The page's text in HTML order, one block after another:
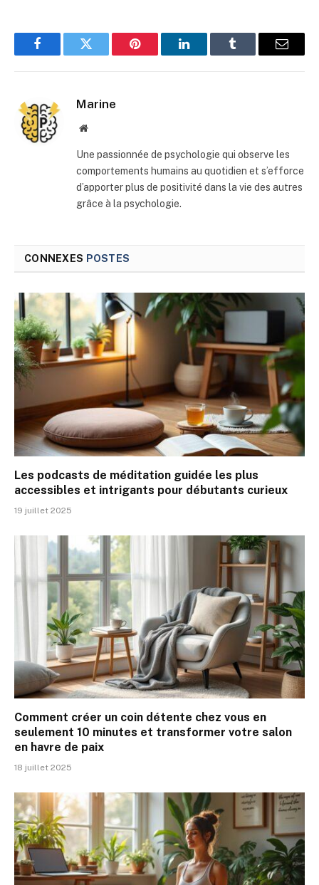
FacebookTwitter Pinterest LinkedInTumblr
E-
Marine
Site
Une passionnée de psychologie qui observe les
comportements humains au quotidien et s’efforce
d’apporter plus de positivité dans la vie des autres
grâce à la psychologie.
CONNEXES POSTES
Les podcasts de méditation guidée les plus
accessibles et intrigants pour débutants curieux
19 juillet 2025
Comment créer un coin détente chez vous en
seulement 10 minutes et transformer votre salon
en havre de paix
18 juillet 2025